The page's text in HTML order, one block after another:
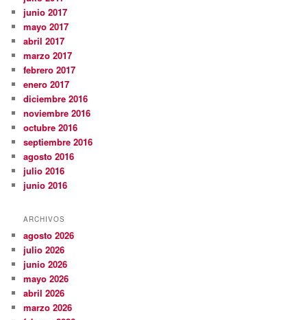
junio 2017
mayo 2017
abril 2017
marzo 2017
febrero 2017
enero 2017
diciembre 2016
noviembre 2016
octubre 2016
septiembre 2016
agosto 2016
julio 2016
junio 2016
ARCHIVOS
agosto 2026
julio 2026
junio 2026
mayo 2026
abril 2026
marzo 2026